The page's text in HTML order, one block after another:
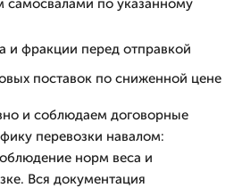
самосвалами по указанному
и фракции перед отправкой
поставок по сниженной цене
и соблюдаем договорные
перевозки навалом:
норм веса и
Вся документация